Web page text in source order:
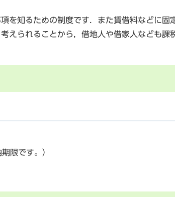
を知るための制度です．また賃借料などに固
えられることから，借地人や借家人なども課
限です。）